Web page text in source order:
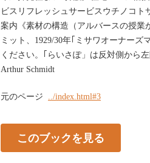
ビスリフレッシュサービスウチノコト
案内《素材の構造（アルバースの授業
ミット、1929/30年｢ミサワオーナーズ
ください。｢らいさぽ」は反対側から
Arthur Schmidt
元のページ ../index.html#3
このブックを見る